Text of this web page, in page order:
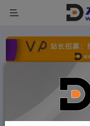
点击开通分站+
文字广告火爆招租